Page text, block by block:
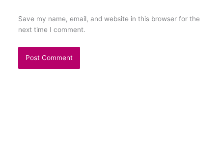
Save my name, email, and website in this browser for the
next time I comment.